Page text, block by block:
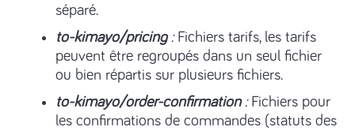
séparé.
to-kimayo/pricing:Fichiers tarifs, les tarifs
peuvent être regroupés dans un seul fichier
ou bien répartis sur plusieurs fichiers.
to-kimayo/order-confirmation:Fichiers pour
les confirmations de commandes (statuts des